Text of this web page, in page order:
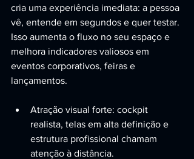
cria uma experiência imediata: a pessoa
vê, entende em segundos e quer testar.
Isso aumenta o fluxo no seu espaço e
melhora indicadores valiosos em
eventos corporativos, feiras e
lançamentos.
Atração visual forte: cockpit
realista, telas em alta definição e
estrutura profissional chamam
atenção à distância.